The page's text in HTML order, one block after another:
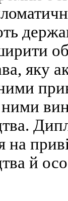
яку
ними
на
й